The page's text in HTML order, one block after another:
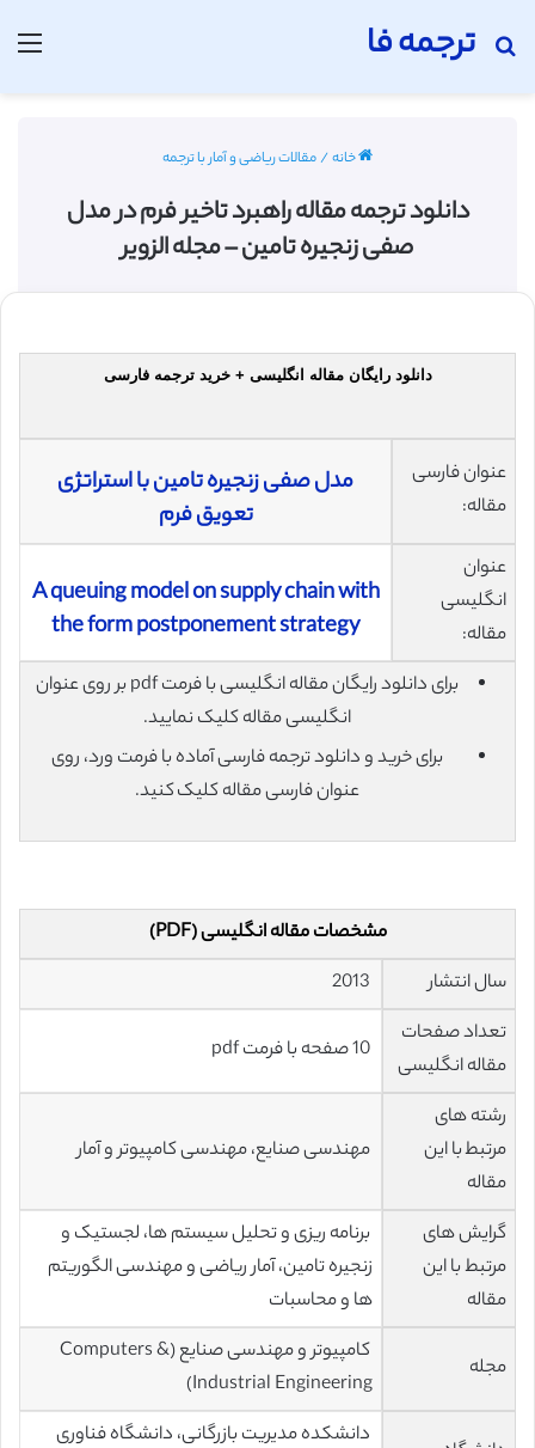
ترجمه فا
جستجو برای
خانه/مقالات ریاضی و آمار با ترجمه
دانلود ترجمه مقاله راهبرد تاخیر فرم در مدل
صفی زنجیره تامین – مجله الزویر
دانلود رایگان مقاله انگلیسی + خرید ترجمه فارسی
عنوان فارسی
مقاله:
مدل صفی زنجیره تامین با استراتژی
تعویق فرم
عنوان
انگلیسی
مقاله:
A queuing model on supply chain with
the form postponement strategy
برای دانلود رایگان مقاله انگلیسی با فرمت pdf بر روی عنوان
انگلیسی مقاله کلیک نمایید.
برای خرید و دانلود ترجمه فارسی آماده با فرمت ورد، روی
عنوان فارسی مقاله کلیک کنید.
مشخصات مقاله انگلیسی (PDF)
سال انتشار
تعداد صفحات
مقاله انگلیسی
رشته های
مرتبط با این
مقاله
مهندسی صنایع، مهندسی کامپیوتر و آمار
گرایش های
مرتبط با این
مقاله
برنامه ریزی و تحلیل سیستم ها، لجستیک و
زنجیره تامین، آمار ریاضی و مهندسی الگوریتم
ها و محاسبات
مجله
کامپیوتر و مهندسی صنایع (Computers &
Industrial Engineering)
دانشکده مدیریت بازرگانی، دانشگاه فناوری